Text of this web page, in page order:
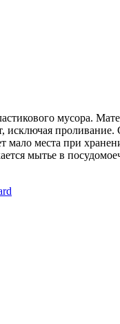
мусора.
места при
мытье в